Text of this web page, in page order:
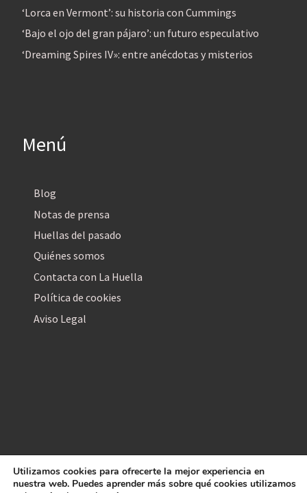
‘Lorca en Vermont’: su historia con Cummings
‘Bajo el ojo del gran pájaro’: un futuro especulativo
‘Dreaming Spires IV»: entre anécdotas y misterios
Menú
Blog
Notas de prensa
Huellas del pasado
Quiénes somos
Contacta con La Huella
Política de cookies
Aviso Legal
© 2026La Huella Digital– Todos los derechos reservados
Utilizamos cookies para ofrecerte la mejor experiencia en
nuestra web. Puedes aprender más sobre qué cookies utilizamos